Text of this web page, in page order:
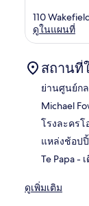
110
ดูในแผนที่
สถานที่
ย่านศูนย์ก
Michael
โรงละครโ
แหล่งช้อป
Te Papa-
ดูเพิ่มเติม